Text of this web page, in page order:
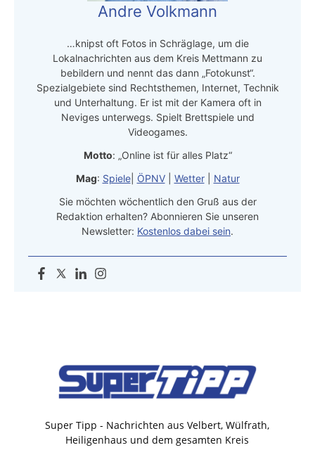
Andre Volkmann
…knipst oft Fotos in Schräglage, um die
Lokalnachrichten aus dem Kreis Mettmann zu
bebildern und nennt das dann „Fotokunst“.
Spezialgebiete sind Rechtsthemen, Internet, Technik
und Unterhaltung. Er ist mit der Kamera oft in
Neviges unterwegs. Spielt Brettspiele und
Videogames.
Motto: „Online ist für alles Platz“
Mag: Spiele| ÖPNV| Wetter| Natur
Sie möchten wöchentlich den Gruß aus der
Redaktion erhalten? Abonnieren Sie unseren
Newsletter: Kostenlos dabei sein.
Super Tipp - Nachrichten aus Velbert, Wülfrath,
Heiligenhaus und dem gesamten Kreis